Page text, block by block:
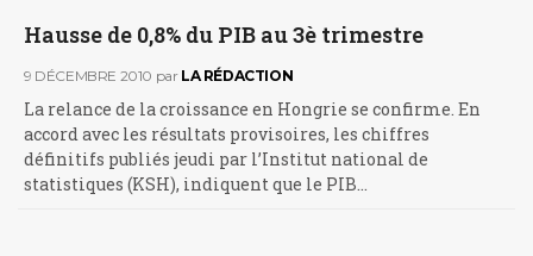
Hausse de 0,8% du PIB au 3è trimestre
9 DÉCEMBRE 2010 par LA RÉDACTION
La relance de la croissance en Hongrie se confirme. En
accord avec les résultats provisoires, les chiffres
définitifs publiés jeudi par l’Institut national de
statistiques (KSH), indiquent que le PIB…